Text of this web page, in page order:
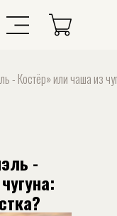
- Костёр» или чаша из
-